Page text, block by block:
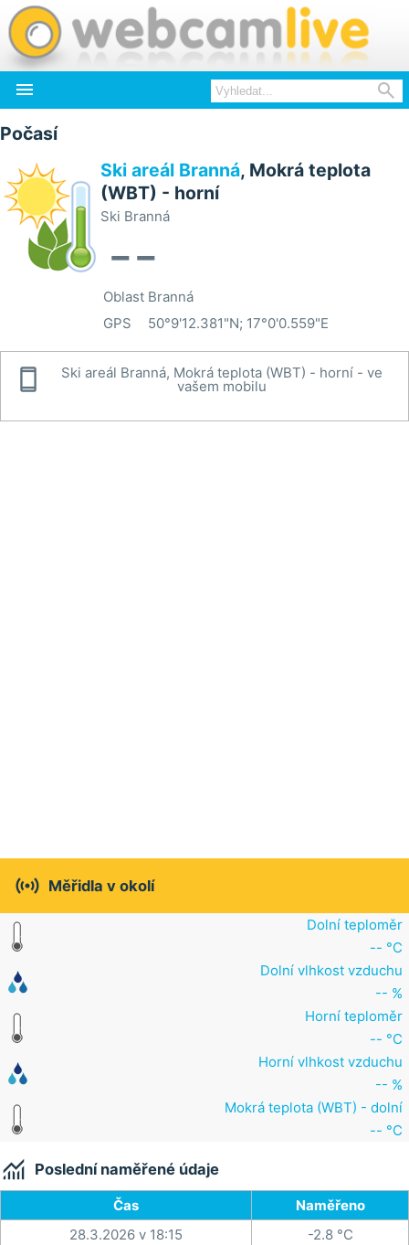
 
Počasí
Ski areál Branná, Mokrá teplota
(WBT) - horní
Ski Branná
--
Oblast Branná
GPS
50°9'12.381"N; 17°0'0.559"E
 Ski areál Branná, Mokrá teplota (WBT) - horní - ve
vašem mobilu
 Měřidla v okolí
Dolní teploměr
-- °C
Dolní vlhkost vzduchu
-- %
Horní teploměr
-- °C
Horní vlhkost vzduchu
-- %
Mokrá teplota (WBT) - dolní
-- °C
 Poslední naměřené údaje
Čas
Naměřeno
28.3.2026 v 18:15
-2.8 °C